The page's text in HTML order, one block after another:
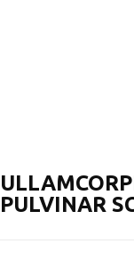
PULVINAR